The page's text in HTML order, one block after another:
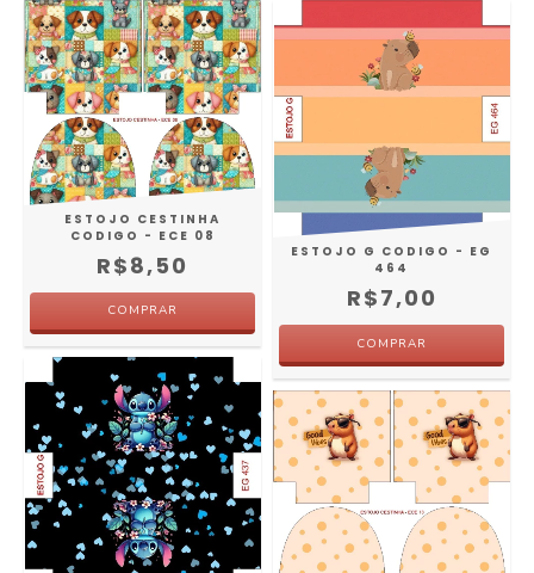
ESTOJO CESTINHA
CODIGO - ECE 08
R$8,50
ESTOJO G CODIGO - EG
464
R$7,00